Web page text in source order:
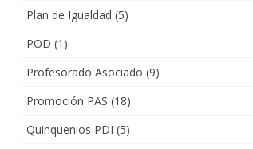
Plan de Igualdad (5)
POD (1)
Profesorado Asociado (9)
Promoción PAS (18)
Quinquenios PDI (5)